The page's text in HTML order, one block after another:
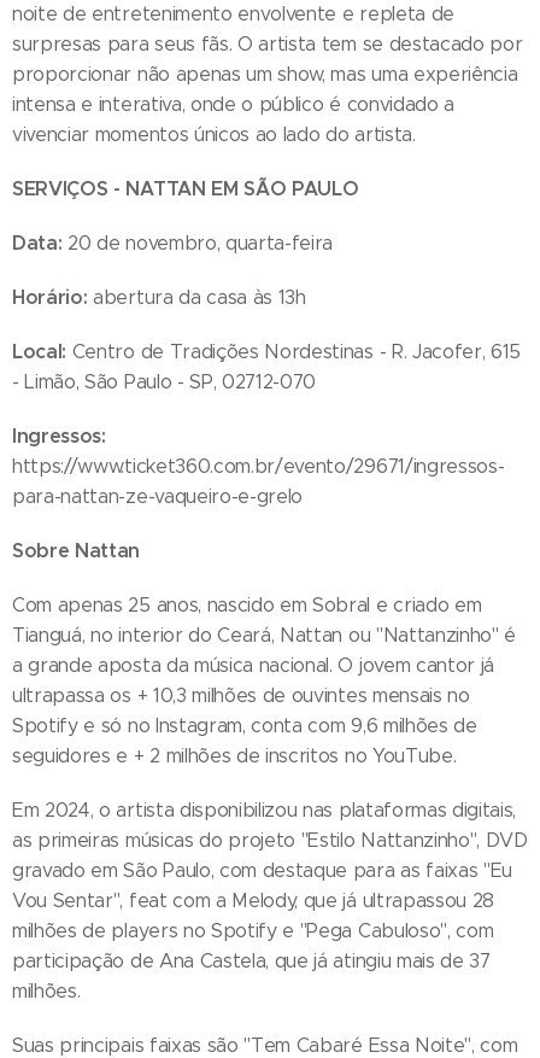
noite de entretenimento envolvente e repleta de
surpresas para seus fãs. O artista tem se destacado por
proporcionar não apenas um show, mas uma experiência
intensa e interativa, onde o público é convidado a
vivenciar momentos únicos ao lado do artista.
SERVIÇOS - NATTAN EM SÃO PAULO
Data: 20 de novembro, quarta-feira
Horário: abertura da casa às 13h
Local: Centro de Tradições Nordestinas - R. Jacofer, 615
- Limão, São Paulo - SP, 02712-070
Ingressos:
https://www.ticket360.com.br/evento/29671/ingressos-
para-nattan-ze-vaqueiro-e-grelo
Sobre Nattan
Com apenas 25 anos, nascido em Sobral e criado em
Tianguá, no interior do Ceará, Nattan ou "Nattanzinho" é
a grande aposta da música nacional. O jovem cantor já
ultrapassa os + 10,3 milhões de ouvintes mensais no
Spotify e só no Instagram, conta com 9,6 milhões de
seguidores e + 2 milhões de inscritos no YouTube.
Em 2024, o artista disponibilizou nas plataformas digitais,
as primeiras músicas do projeto "Estilo Nattanzinho", DVD
gravado em São Paulo, com destaque para as faixas "Eu
Vou Sentar", feat com a Melody, que já ultrapassou 28
milhões de players no Spotify e "Pega Cabuloso", com
participação de Ana Castela, que já atingiu mais de 37
milhões.
Suas principais faixas são "Tem Cabaré Essa Noite", com